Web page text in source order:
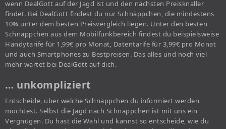
wenn DealGott auf der Jagd ist und den nächsten Preisknaller
findet. Bei DealGott findest du nur Schnäppchen, die mindestens
10% unter dem besten Preisvergleich liegen. Unter den besten
Schnäppchen aus dem Mobilfunkbereich findest du beispielsweise
Handytarife für 1,99€ pro Monat, Datentarife für 3,99€ pro Monat
und auch Smartphones zu Bestpreisen. Das alles und noch viel
mehr wartet bei DealGott auf dich.
… unkompliziert
Entscheide, über welche Schnäppchen du informiert werden
möchtest. Selbst die Jagd nach Schnäppchen ist mit uns ein
Vergnügen. Du hast die Wahl und kannst so entscheide, wie du